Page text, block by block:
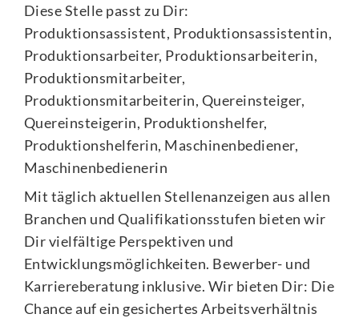
Diese Stelle passt zu Dir:
Produktionsassistent, Produktionsassistentin,
Produktionsarbeiter, Produktionsarbeiterin,
Produktionsmitarbeiter,
Produktionsmitarbeiterin, Quereinsteiger,
Quereinsteigerin, Produktionshelfer,
Produktionshelferin, Maschinenbediener,
Maschinenbedienerin
Mit täglich aktuellen Stellenanzeigen aus allen
Branchen und Qualifikationsstufen bieten wir
Dir vielfältige Perspektiven und
Entwicklungsmöglichkeiten. Bewerber- und
Karriereberatung inklusive. Wir bieten Dir: Die
Chance auf ein gesichertes Arbeitsverhältnis